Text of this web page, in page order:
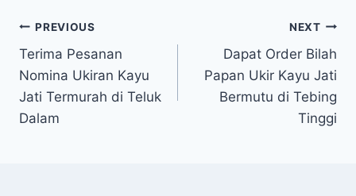
PREVIOUS
Terima Pesanan
Nomina Ukiran Kayu
Jati Termurah di Teluk
Dalam
NEXT
Dapat Order Bilah
Papan Ukir Kayu Jati
Bermutu di Tebing
Tinggi